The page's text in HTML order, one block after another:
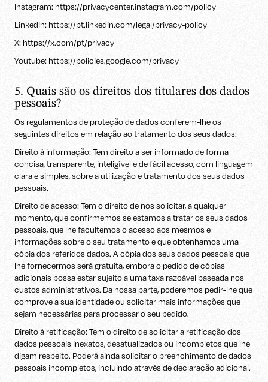
Instagram: https://privacycenter.instagram.com/policy
LinkedIn: https://pt.linkedin.com/legal/privacy-policy
X: https://x.com/pt/privacy
Youtube: https://policies.google.com/privacy
5. Quais são os direitos dos titulares dos dados
pessoais?
Os regulamentos de proteção de dados conferem-lhe os
seguintes direitos em relação ao tratamento dos seus dados:
Direito à informação: Tem direito a ser informado de forma
concisa, transparente, inteligível e de fácil acesso, com linguagem
clara e simples, sobre a utilização e tratamento dos seus dados
pessoais.
Direito de acesso: Tem o direito de nos solicitar, a qualquer
momento, que confirmemos se estamos a tratar os seus dados
pessoais, que lhe facultemos o acesso aos mesmos e
informações sobre o seu tratamento e que obtenhamos uma
cópia dos referidos dados. A cópia dos seus dados pessoais que
lhe fornecermos será gratuita, embora o pedido de cópias
adicionais possa estar sujeito a uma taxa razoável baseada nos
custos administrativos. Da nossa parte, poderemos pedir-lhe que
comprove a sua identidade ou solicitar mais informações que
sejam necessárias para processar o seu pedido.
Direito à retificação: Tem o direito de solicitar a retificação dos
dados pessoais inexatos, desatualizados ou incompletos que lhe
digam respeito. Poderá ainda solicitar o preenchimento de dados
pessoais incompletos, incluindo através de declaração adicional.